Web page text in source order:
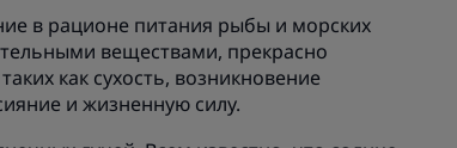
в рационе питания рыбы и морских
веществами, прекрасно
как сухость, возникновение
и жизненную силу.